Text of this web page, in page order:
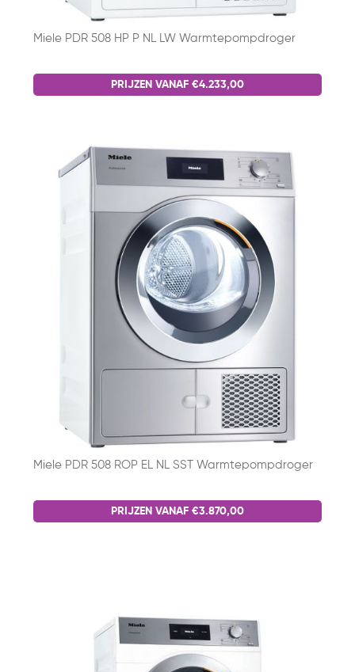
Miele PDR 508 HP P NL LW Warmtepompdroger
PRIJZEN VANAF €4.233,00
Miele PDR 508 ROP EL NL SST Warmtepompdroger
PRIJZEN VANAF €3.870,00